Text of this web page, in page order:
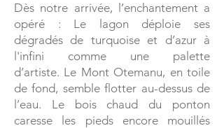
Dès notre arrivée, l’enchantement a
opéré : Le lagon déploie ses
dégradés de turquoise et d’azur à
l'infini comme une palette
d’artiste. Le Mont Otemanu, en toile
de fond, semble flotter au-dessus de
l’eau. Le bois chaud du ponton
caresse les pieds encore mouillés